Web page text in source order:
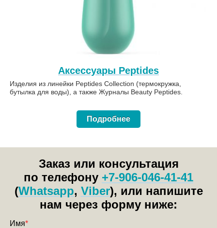
Аксессуары Peptides
Изделия из линейки Peptides Collection (термокружка,
бутылка для воды), а также Журналы Beauty Peptides.
Подробнее
Заказ или консультация
по телефону +7-906-046-41-41
(Whatsapp, Viber), или напишите
нам через форму ниже:
Имя*